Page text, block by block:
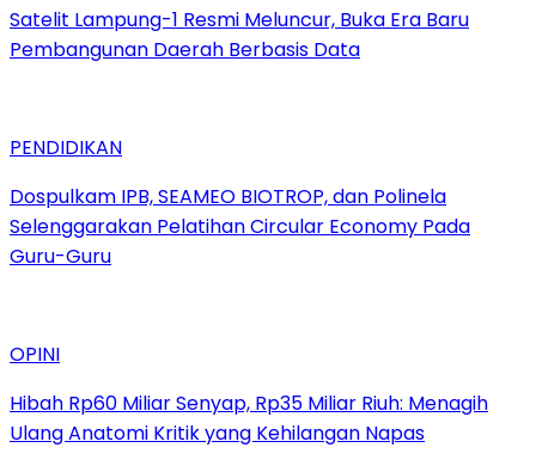
Satelit Lampung-1 Resmi Meluncur, Buka Era Baru
Pembangunan Daerah Berbasis Data
PENDIDIKAN
Dospulkam IPB, SEAMEO BIOTROP, dan Polinela
Selenggarakan Pelatihan Circular Economy Pada
Guru-Guru
OPINI
Hibah Rp60 Miliar Senyap, Rp35 Miliar Riuh: Menagih
Ulang Anatomi Kritik yang Kehilangan Napas